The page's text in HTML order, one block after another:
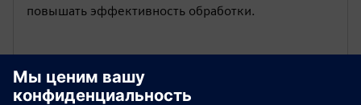
повышать эффективность обработки.
Адаптируемость к глобальной